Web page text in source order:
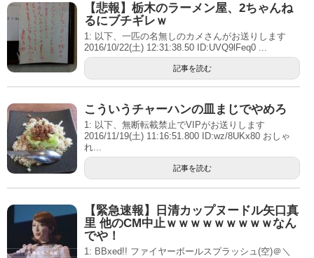
【悲報】栃木のラーメン屋、2ちゃんね
るにブチギレｗ
1: 以下、一匹の名無しのカメさんがお送りします
2016/10/22(土) 12:31:38.50 ID:UVQ9lFeq0 ...
記事を読む
こういうチャーハンの皿まじでやめろ
1: 以下、無断転載禁止でVIPがお送りします
2016/11/19(土) 11:16:51.800 ID:wz/8UKx80 おしゃ
れ...
記事を読む
【緊急速報】日清カップヌードル矢口真
里 他のCM中止ｗｗｗｗｗｗｗｗｗなん
でや！
1: BBxed!! ファイヤーボールスプラッシュ(空)＠＼